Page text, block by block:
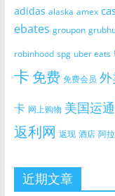
adidas alaska amex
ebates groupon
robinhood spg uber eats
卡 免费 免费会员
卡 网上购物 美国运通
返利网 返现 酒店 阿
近期文章